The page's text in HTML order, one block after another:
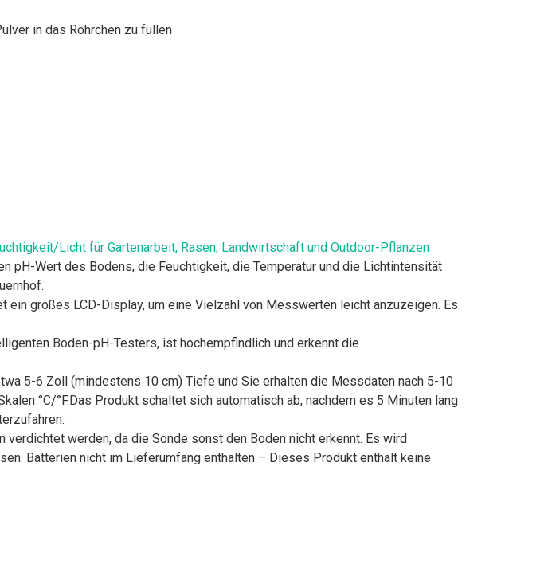
in das Röhrchen zu füllen
Licht für Gartenarbeit, Rasen, Landwirtschaft und Outdoor-Pflanzen
Wert des Bodens, die Feuchtigkeit, die Temperatur und die Lichtintensität
großes LCD-Display, um eine Vielzahl von Messwerten leicht anzuzeigen. Es
Boden-pH-Testers, ist hochempfindlich und erkennt die
5-6 Zoll (mindestens 10 cm) Tiefe und Sie erhalten die Messdaten nach 5-10
°C/°F.Das Produkt schaltet sich automatisch ab, nachdem es 5 Minuten lang
werden, da die Sonde sonst den Boden nicht erkennt. Es wird
Batterien nicht im Lieferumfang enthalten – Dieses Produkt enthält keine